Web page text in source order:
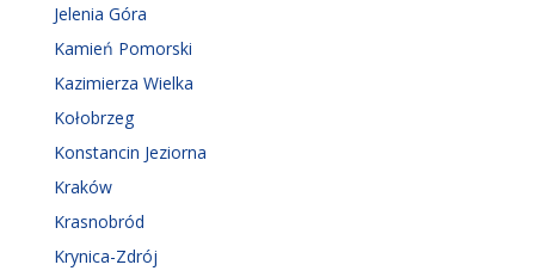
Jelenia Góra
Kamień Pomorski
Kazimierza Wielka
Kołobrzeg
Konstancin Jeziorna
Kraków
Krasnobród
Krynica-Zdrój